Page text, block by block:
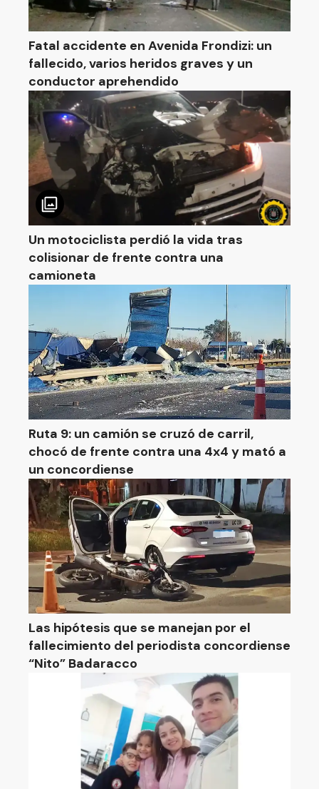
Fatal accidente en Avenida Frondizi: un
fallecido, varios heridos graves y un
conductor aprehendido
Un motociclista perdió la vida tras
colisionar de frente contra una
camioneta
Ruta 9: un camión se cruzó de carril,
chocó de frente contra una 4x4 y mató a
un concordiense
Las hipótesis que se manejan por el
fallecimiento del periodista concordiense
“Nito” Badaracco